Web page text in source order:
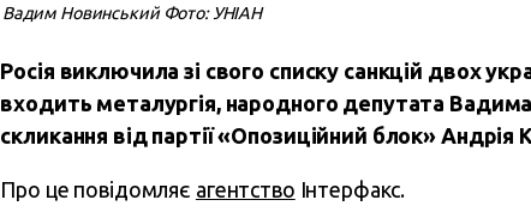
Вадим Новинський Фото: УНІАН
Росія виключила зі свого списку санкцій двох
входить металургія, народного депутата
скликання від партії «Опозиційний блок» Андрія
Про це повідомляє агентство Інтерфакс.